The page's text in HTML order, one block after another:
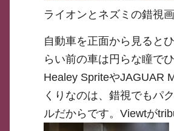
ライオンとネズミの錯視
自動車を正面から見ると
らい前の車は円らな瞳で
Healey SpriteやJAGUAR
くりなのは、錯視でもパ
ルだからです。Viewtが